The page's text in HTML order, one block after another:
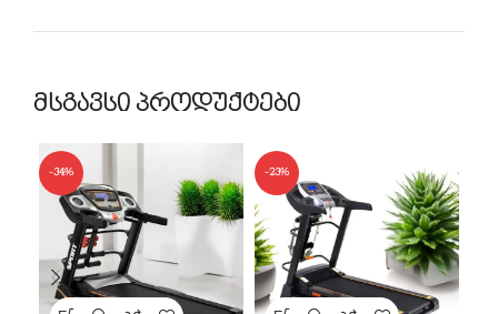
მსგავსი პროდუქტები
-34% -23%